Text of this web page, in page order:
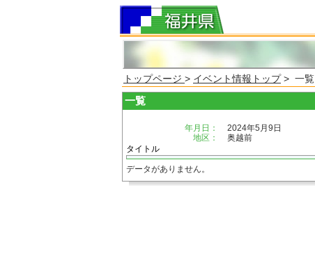
トップページ > イベント情報トップ> 一覧
一覧
年月日：
2024年5月9日
地区：
奥越前
タイトル
データがありません。